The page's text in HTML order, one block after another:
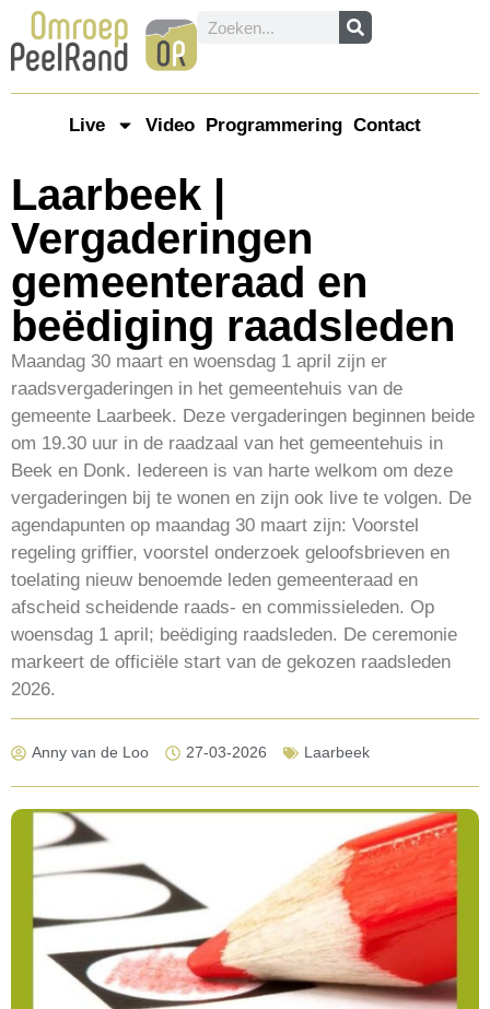
Live Video Programmering Contact
Laarbeek |
Vergaderingen
gemeenteraad en
beëdiging raadsleden
Maandag 30 maart en woensdag 1 april zijn er
raadsvergaderingen in het gemeentehuis van de
gemeente Laarbeek. Deze vergaderingen beginnen beide
om 19.30 uur in de raadzaal van het gemeentehuis in
Beek en Donk. Iedereen is van harte welkom om deze
vergaderingen bij te wonen en zijn ook live te volgen. De
agendapunten op maandag 30 maart zijn: Voorstel
regeling griffier, voorstel onderzoek geloofsbrieven en
toelating nieuw benoemde leden gemeenteraad en
afscheid scheidende raads- en commissieleden. Op
woensdag 1 april; beëdiging raadsleden. De ceremonie
markeert de officiële start van de gekozen raadsleden
2026.
Anny van de Loo 27-03-2026 Laarbeek